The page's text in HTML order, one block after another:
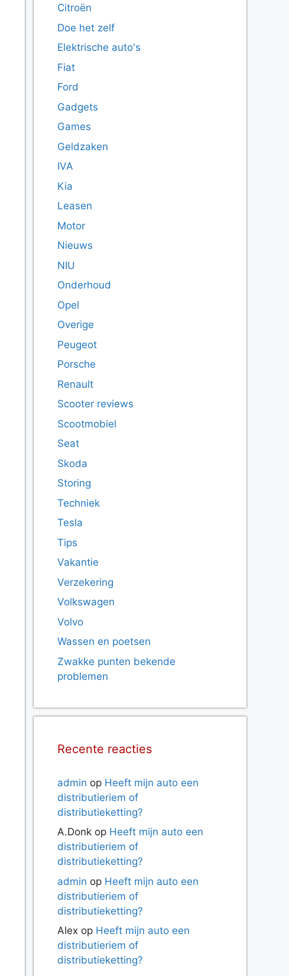
Citroën
Doe het zelf
Elektrische auto's
Fiat
Ford
Gadgets
Games
Geldzaken
IVA
Kia
Leasen
Motor
Nieuws
NIU
Onderhoud
Opel
Overige
Peugeot
Porsche
Renault
Scooter reviews
Scootmobiel
Seat
Skoda
Storing
Techniek
Tesla
Tips
Vakantie
Verzekering
Volkswagen
Volvo
Wassen en poetsen
Zwakke punten bekende
problemen
Recente reacties
admin op Heeft mijn auto een
distributieriem of
distributieketting?
A.Donk op Heeft mijn auto een
distributieriem of
distributieketting?
admin op Heeft mijn auto een
distributieriem of
distributieketting?
Alex op Heeft mijn auto een
distributieriem of
distributieketting?